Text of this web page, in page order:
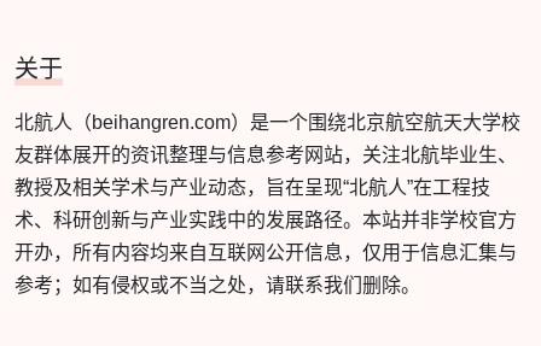
关于
北航人（beihangren.com）是一个围绕北京航空航天大学校
友群体展开的资讯整理与信息参考网站，关注北航毕业生、
教授及相关学术与产业动态，旨在呈现“北航人”在工程技
术、科研创新与产业实践中的发展路径。本站并非学校官方
开办，所有内容均来自互联网公开信息，仅用于信息汇集与
参考；如有侵权或不当之处，请联系我们删除。